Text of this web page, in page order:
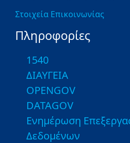
Στοιχεία Επικοινωνίας
Πληροφορίες
1540
ΔΙΑΥΓΕΙΑ
OPENGOV
DATAGOV
Ενημέρωση
Δεδομένων